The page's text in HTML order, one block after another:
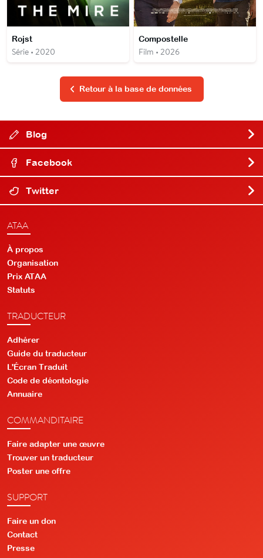
Rojst
Série • 2020
Compostelle
Film • 2026
Retour à la base de données
Blog
Facebook
Twitter
ATAA
À propos
Organisation
Prix ATAA
Statuts
TRADUCTEUR
Adhérer
Guide du traducteur
L'Écran Traduit
Code de déontologie
Annuaire
COMMANDITAIRE
Faire adapter une œuvre
Trouver un traducteur
Poster une offre
SUPPORT
Faire un don
Contact
Presse